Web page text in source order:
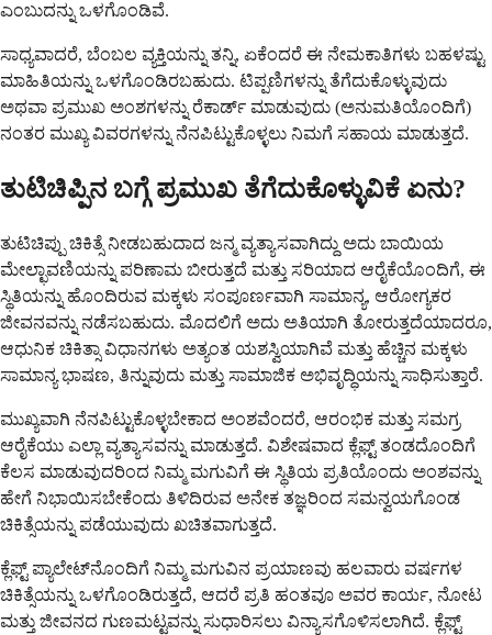
ಎಂಬುದನ್ನು ಒಳಗೊಂಡಿವೆ.
ಸಾಧ್ಯವಾದರೆ, ಬೆಂಬಲ ವ್ಯಕ್ತಿಯನ್ನು ತನ್ನಿ, ಏಕೆಂದರೆ ಈ ನೇಮಕಾತಿಗಳು ಬಹಳಷ್ಟು
ಮಾಹಿತಿಯನ್ನು ಒಳಗೊಂಡಿರಬಹುದು. ಟಿಪ್ಪಣಿಗಳನ್ನು ತೆಗೆದುಕೊಳ್ಳುವುದು
ಅಥವಾ ಪ್ರಮುಖ ಅಂಶಗಳನ್ನು ರೆಕಾರ್ಡ್ ಮಾಡುವುದು (ಅನುಮತಿಯೊಂದಿಗೆ)
ನಂತರ ಮುಖ್ಯ ವಿವರಗಳನ್ನು ನೆನಪಿಟ್ಟುಕೊಳ್ಳಲು ನಿಮಗೆ ಸಹಾಯ ಮಾಡುತ್ತದೆ.
ತುಟಿಚಿಪ್ಪಿನ ಬಗ್ಗೆ ಪ್ರಮುಖ ತೆಗೆದುಕೊಳ್ಳುವಿಕೆ ಏನು?
ತುಟಿಚಿಪ್ಪು ಚಿಕಿತ್ಸೆ ನೀಡಬಹುದಾದ ಜನ್ಮ ವ್ಯತ್ಯಾಸವಾಗಿದ್ದು ಅದು ಬಾಯಿಯ
ಮೇಲ್ಛಾವಣಿಯನ್ನು ಪರಿಣಾಮ ಬೀರುತ್ತದೆ ಮತ್ತು ಸರಿಯಾದ ಆರೈಕೆಯೊಂದಿಗೆ, ಈ
ಸ್ಥಿತಿಯನ್ನು ಹೊಂದಿರುವ ಮಕ್ಕಳು ಸಂಪೂರ್ಣವಾಗಿ ಸಾಮಾನ್ಯ, ಆರೋಗ್ಯಕರ
ಜೀವನವನ್ನು ನಡೆಸಬಹುದು. ಮೊದಲಿಗೆ ಅದು ಅತಿಯಾಗಿ ತೋರುತ್ತದೆಯಾದರೂ,
ಆಧುನಿಕ ಚಿಕಿತ್ಸಾ ವಿಧಾನಗಳು ಅತ್ಯಂತ ಯಶಸ್ವಿಯಾಗಿವೆ ಮತ್ತು ಹೆಚ್ಚಿನ ಮಕ್ಕಳು
ಸಾಮಾನ್ಯ ಭಾಷಣ, ತಿನ್ನುವುದು ಮತ್ತು ಸಾಮಾಜಿಕ ಅಭಿವೃದ್ಧಿಯನ್ನು ಸಾಧಿಸುತ್ತಾರೆ.
ಮುಖ್ಯವಾಗಿ ನೆನಪಿಟ್ಟುಕೊಳ್ಳಬೇಕಾದ ಅಂಶವೆಂದರೆ, ಆರಂಭಿಕ ಮತ್ತು ಸಮಗ್ರ
ಆರೈಕೆಯು ಎಲ್ಲಾ ವ್ಯತ್ಯಾಸವನ್ನು ಮಾಡುತ್ತದೆ. ವಿಶೇಷವಾದ ಕ್ಲೆಫ್ಟ್ ತಂಡದೊಂದಿಗೆ
ಕೆಲಸ ಮಾಡುವುದರಿಂದ ನಿಮ್ಮ ಮಗುವಿಗೆ ಈ ಸ್ಥಿತಿಯ ಪ್ರತಿಯೊಂದು ಅಂಶವನ್ನು
ಹೇಗೆ ನಿಭಾಯಿಸಬೇಕೆಂದು ತಿಳಿದಿರುವ ಅನೇಕ ತಜ್ಞರಿಂದ ಸಮನ್ವಯಗೊಂಡ
ಚಿಕಿತ್ಸೆಯನ್ನು ಪಡೆಯುವುದು ಖಚಿತವಾಗುತ್ತದೆ.
ಕ್ಲೆಫ್ಟ್ ಪ್ಯಾಲೇಟ್‌ನೊಂದಿಗೆ ನಿಮ್ಮ ಮಗುವಿನ ಪ್ರಯಾಣವು ಹಲವಾರು ವರ್ಷಗಳ
ಚಿಕಿತ್ಸೆಯನ್ನು ಒಳಗೊಂಡಿರುತ್ತದೆ, ಆದರೆ ಪ್ರತಿ ಹಂತವೂ ಅವರ ಕಾರ್ಯ, ನೋಟ
ಮತ್ತು ಜೀವನದ ಗುಣಮಟ್ಟವನ್ನು ಸುಧಾರಿಸಲು ವಿನ್ಯಾಸಗೊಳಿಸಲಾಗಿದೆ. ಕ್ಲೆಫ್ಟ್